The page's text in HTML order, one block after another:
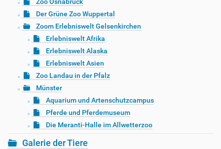
Zoo Osnabrück
Der Grüne Zoo Wuppertal
Zoom Erlebniswelt Gelsenkirchen
Erlebniswelt Afrika
Erlebniswelt Alaska
Erlebniswelt Asien
Zoo Landau in der Pfalz
Münster
Aquarium und Artenschutzcampus
Pferde und Pferdemuseum
Die Meranti-Halle im Allwetterzoo
Galerie der Tiere